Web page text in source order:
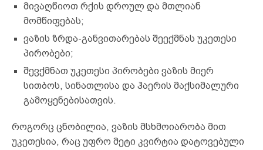
მივაღწიოთ რქის დროულ და მთლიან
მომწიფებას;
ვაზის ზრდა-განვითარებას შეექმნას უკეთესი
პირობები;
შევქმნათ უკეთესი პირობები ვაზის მიერ
სითბოს, სინათლისა და ჰაერის მაქსიმალური
გამოყენებისათვის.
როგორც ცნობილია, ვაზის მსხმოიარობა მით
უკეთესია, რაც უფრო მეტი კვირტია დატოვებული